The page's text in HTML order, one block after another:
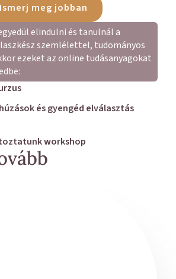
Ismerj meg jobban
elindulni és tanulnál a
szemlélettel, tudományos
ezeket az online tudásanyagokat
és gyengéd elválasztás
workshop